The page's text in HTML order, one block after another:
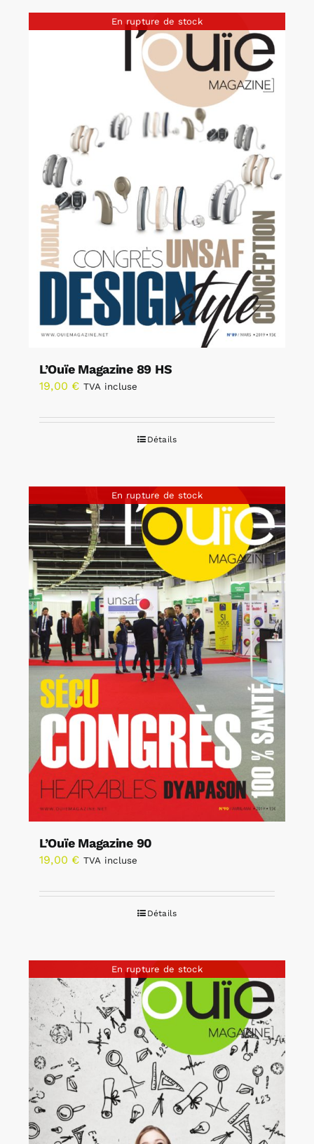
En rupture de stock
L’Ouïe Magazine 89 HS
19,00 € TVA incluse
Détails
En rupture de stock
L’Ouïe Magazine 90
19,00 € TVA incluse
Détails
En rupture de stock